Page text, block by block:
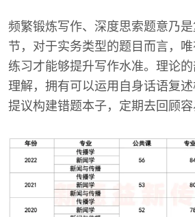
频繁锻炼写作、深度思索题意乃
节，对于实务类型的题目而言，
练习才能够提升写作水准。理论
理解，拥有可以运用自身话语复述
提议构建错题本子，定期去回顾容